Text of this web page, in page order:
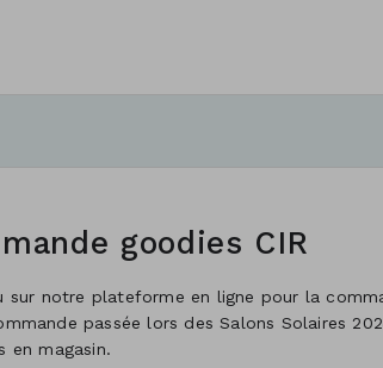
goodies CIR
sur notre plateforme en ligne pour la
passée lors des Salons Solaires
en magasin.